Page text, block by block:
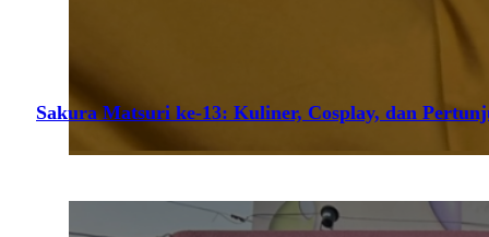
Sakura Matsuri ke-13: Kuliner, Cosplay, dan